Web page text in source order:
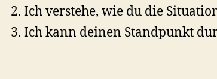
Ich verstehe, wie du die
Ich kann deinen Standpunkt